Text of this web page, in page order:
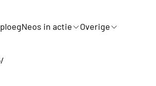
Neos in actie Overige
/